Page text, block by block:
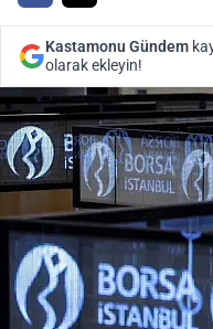
Kastamonu Gündem
olarak ekleyin!